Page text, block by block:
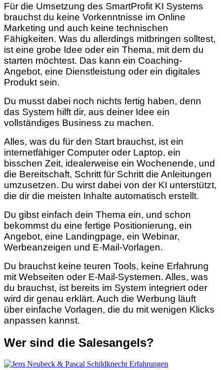
Für die Umsetzung des SmartProfit KI Systems
brauchst du keine Vorkenntnisse im Online
Marketing und auch keine technischen
Fähigkeiten. Was du allerdings mitbringen solltest,
ist eine grobe Idee oder ein Thema, mit dem du
starten möchtest. Das kann ein Coaching-
Angebot, eine Dienstleistung oder ein digitales
Produkt sein.
Du musst dabei noch nichts fertig haben, denn
das System hilft dir, aus deiner Idee ein
vollständiges Business zu machen.
Alles, was du für den Start brauchst, ist ein
internetfähiger Computer oder Laptop, ein
bisschen Zeit, idealerweise ein Wochenende, und
die Bereitschaft, Schritt für Schritt die Anleitungen
umzusetzen. Du wirst dabei von der KI unterstützt,
die dir die meisten Inhalte automatisch erstellt.
Du gibst einfach dein Thema ein, und schon
bekommst du eine fertige Positionierung, ein
Angebot, eine Landingpage, ein Webinar,
Werbeanzeigen und E-Mail-Vorlagen.
Du brauchst keine teuren Tools, keine Erfahrung
mit Webseiten oder E-Mail-Systemen. Alles, was
du brauchst, ist bereits im System integriert oder
wird dir genau erklärt. Auch die Werbung läuft
über einfache Vorlagen, die du mit wenigen Klicks
anpassen kannst.
Wer sind die Salesangels?